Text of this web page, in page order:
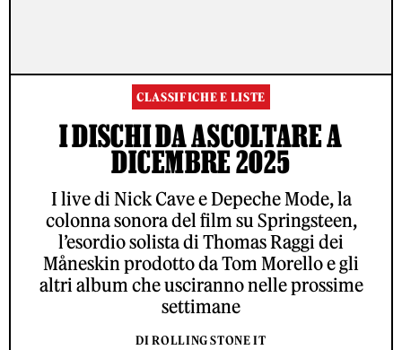
CLASSIFICHE E LISTE
I DISCHI DA ASCOLTARE A
DICEMBRE 2025
I live di Nick Cave e Depeche Mode, la
colonna sonora del film su Springsteen,
l’esordio solista di Thomas Raggi dei
Måneskin prodotto da Tom Morello e gli
altri album che usciranno nelle prossime
settimane
DI ROLLING STONE IT